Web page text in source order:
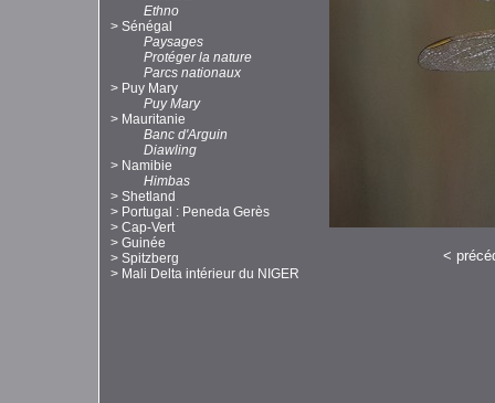
Ethno
> Sénégal
Paysages
Protéger la nature
Parcs nationaux
> Puy Mary
Puy Mary
> Mauritanie
Banc d'Arguin
Diawling
> Namibie
Himbas
> Shetland
> Portugal : Peneda Gerès
> Cap-Vert
> Guinée
> Spitzberg
> Mali Delta intérieur du NIGER
<